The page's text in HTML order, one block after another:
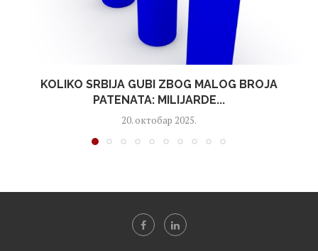
KOLIKO SRBIJA GUBI ZBOG MALOG BROJA
PATENATA: MILIJARDE...
20. октобар 2025.